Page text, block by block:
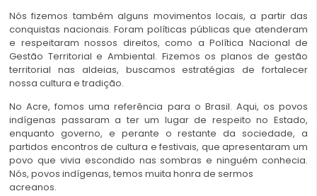
Nós fizemos também alguns movimentos locais, a partir das
conquistas nacionais. Foram políticas públicas que atenderam
e respeitaram nossos direitos, como a Política Nacional de
Gestão Territorial e Ambiental. Fizemos os planos de gestão
territorial nas aldeias, buscamos estratégias de fortalecer
nossa cultura e tradição.
No Acre, fomos uma referência para o Brasil. Aqui, os povos
indígenas passaram a ter um lugar de respeito no Estado,
enquanto governo, e perante o restante da sociedade, a
partidos encontros de cultura e festivais, que apresentaram um
povo que vivia escondido nas sombras e ninguém conhecia.
Nós, povos indígenas, temos muita honra de sermos
acreanos.